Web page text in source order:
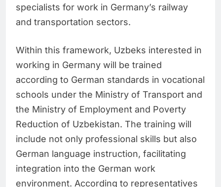
specialists for work in Germany’s railway
and transportation sectors.
Within this framework, Uzbeks interested in
working in Germany will be trained
according to German standards in vocational
schools under the Ministry of Transport and
the Ministry of Employment and Poverty
Reduction of Uzbekistan. The training will
include not only professional skills but also
German language instruction, facilitating
integration into the German work
environment. According to representatives